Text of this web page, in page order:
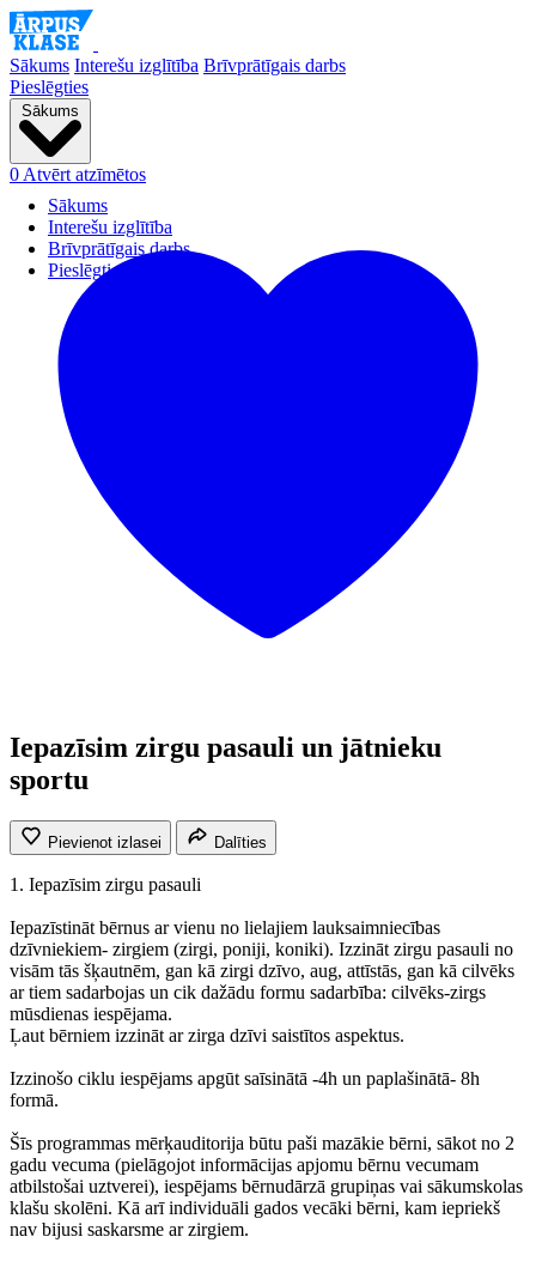
Sākums Interešu izglītība Brīvprātīgais darbs
Pieslēgties
Sākums
Sākums
Interešu izglītība
Brīvprātīgais darbs
Pieslēgties
0 Atvērt atzīmētos
Iepazīsim zirgu pasauli un jātnieku
sportu
Pievienot izlasei Dalīties
1. Iepazīsim zirgu pasauli
Iepazīstināt bērnus ar vienu no lielajiem lauksaimniecības
dzīvniekiem- zirgiem (zirgi, poniji, koniki). Izzināt zirgu pasauli no
visām tās šķautnēm, gan kā zirgi dzīvo, aug, attīstās, gan kā cilvēks
ar tiem sadarbojas un cik dažādu formu sadarbība: cilvēks-zirgs
mūsdienas iespējama.
Ļaut bērniem izzināt ar zirga dzīvi saistītos aspektus.
Izzinošo ciklu iespējams apgūt saīsinātā -4h un paplašinātā- 8h
formā.
Šīs programmas mērķauditorija būtu paši mazākie bērni, sākot no 2
gadu vecuma (pielāgojot informācijas apjomu bērnu vecumam
atbilstošai uztverei), iespējams bērnudārzā grupiņas vai sākumskolas
klašu skolēni. Kā arī individuāli gados vecāki bērni, kam iepriekš
nav bijusi saskarsme ar zirgiem.